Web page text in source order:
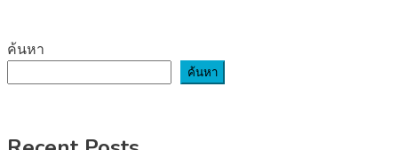
ค้นหา
ค้นหา